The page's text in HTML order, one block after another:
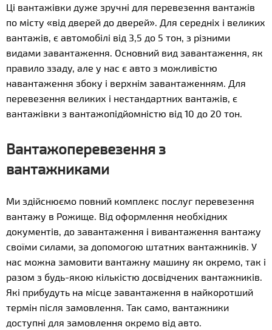
Ці вантажівки дуже зручні для перевезення вантажів
по місту «від дверей до дверей». Для середніх і великих
вантажів, є автомобілі від 3,5 до 5 тон, з різними
видами завантаження. Основний вид завантаження, як
правило ззаду, але у нас є авто з можливістю
навантаження збоку і верхнім завантаженням. Для
перевезення великих і нестандартних вантажів, є
вантажівки з вантажопідйомністю від 10 до 20 тон.
Вантажоперевезення з
вантажниками
Ми здійснюємо повний комплекс послуг перевезення
вантажу в Рожище. Від оформлення необхідних
документів, до завантаження і вивантаження вантажу
своїми силами, за допомогою штатних вантажників. У
нас можна замовити вантажну машину як окремо, так і
разом з будь-якою кількістю досвідчених вантажників.
Які прибудуть на місце завантаження в найкоротший
термін після замовлення. Так само, вантажники
доступні для замовлення окремо від авто.